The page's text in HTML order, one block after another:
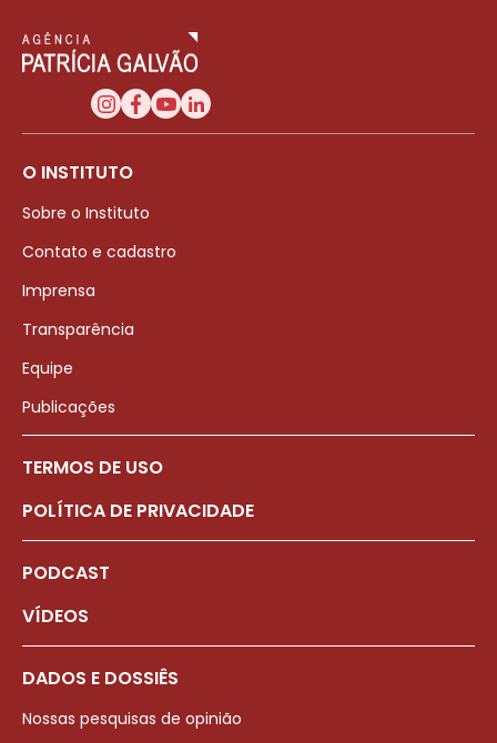
O INSTITUTO
Sobre o Instituto
Contato e cadastro
Imprensa
Transparência
Equipe
Publicações
TERMOS DE USO
POLÍTICA DE PRIVACIDADE
PODCAST
VÍDEOS
DADOS E DOSSIÊS
Nossas pesquisas de opinião